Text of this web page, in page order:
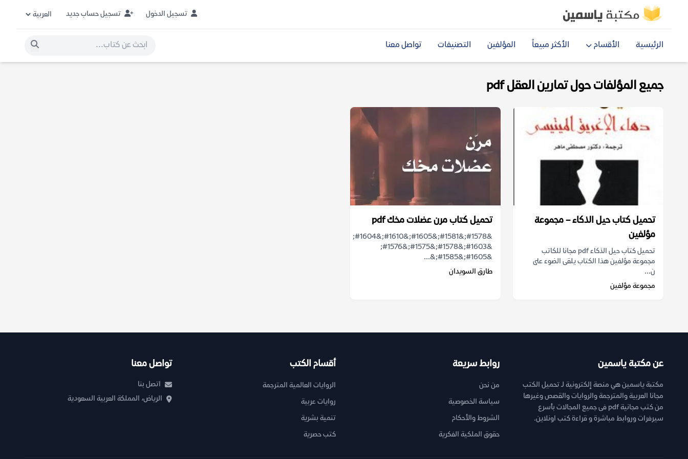
تسجيل الدخول تسجيل حساب جديد
الرئيسية الأقسام الأكثر مبيعاً المؤلفين التصنيفات تواصل معنا
جميع المؤلفات حول تمارين العقل pdf
تحميل كتاب حيل الذكاء – مجموعة
مؤلفين
تحميل كتاب حيل الذكاء pdf مجانا للكاتب
مجموعة مؤلفين هذا الكتاب يلقى الضوء على
ن...
مجموعة مؤلفين
تحميل كتاب مرن عضلات مخك pdf
&#1578;&#1581;&#1605;&#1610;&#1604;
&#1603;&#1578;&#1575;&#1576;
&#1605;&#1585;&...
طارق السويدان
عن مكتبة ياسمين
مكتبة ياسمين هي منصة إلكترونية لـ تحميل الكتب
مجانا العربية والمترجمة والروايات والقصص وغيرها
من كتب مجانية pdf فى جميع المجالات بأسرع
سيرفرات وروابط مباشرة و قراءة كتب اونلاين.
روابط سريعة
من نحن
سياسة الخصوصية
الشروط والأحكام
حقوق الملكية الفكرية
أقسام الكتب
الروايات العالمية المترجمة
روايات عربية
تنمية بشرية
كتب حصرية
تواصل معنا
اتصل بنا
الرياض، المملكة العربية السعودية